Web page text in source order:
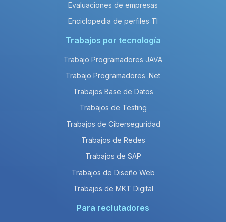
Evaluaciones de empresas
Enciclopedia de perfiles TI
Trabajos por tecnología
Trabajo Programadores JAVA
Trabajo Programadores .Net
Trabajos Base de Datos
Trabajos de Testing
Trabajos de Ciberseguridad
Trabajos de Redes
Trabajos de SAP
Trabajos de Diseño Web
Trabajos de MKT Digital
Para reclutadores